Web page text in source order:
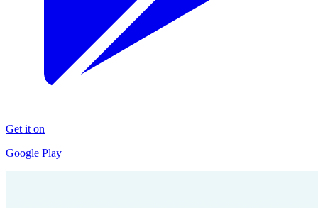
Get it on
Google Play